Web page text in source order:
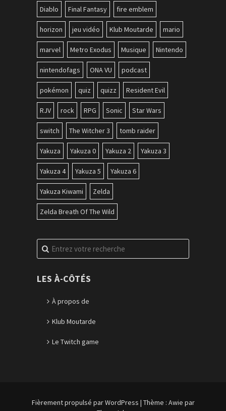
Diablo Final Fantasy fire emblem
horizon jeu vidéo Klub Moutarde mario
marvel Metro Exodus Musique Nintendo
nintendofags ONA VU podcast
pokémon quiz quizz Resident Evil
RJV rock RPG Sonic Star Wars
switch The Witcher 3 tomb raider
Yakuza Yakuza 0 Yakuza 2 Yakuza 3
Yakuza 4 Yakuza 5 Yakuza 6
Yakuza Kiwami Zelda
Zelda Breath Of The Wild
Recherche
pour
LES À-CÔTÉS
À propos de
Klub Moutarde
Le Twitch game
Fièrement propulsé par WordPress | Thème : Awie par